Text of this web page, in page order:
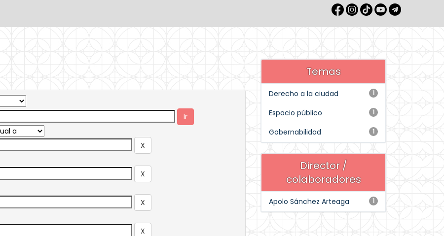
Temas
1
Derecho a la ciudad
1
Espacio público
1
Gobernabilidad
Director /
colaboradores
1
Apolo Sánchez Arteaga